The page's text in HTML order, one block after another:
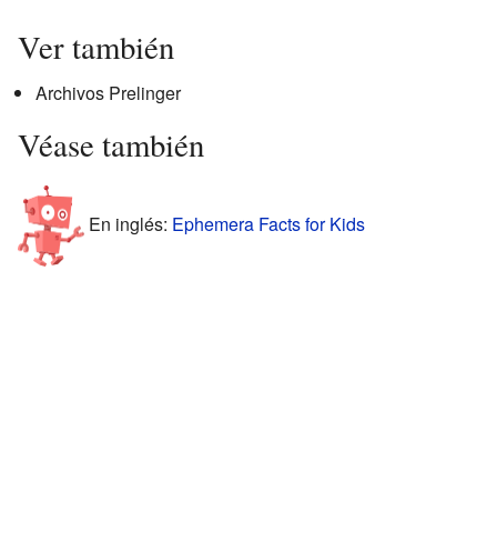
Ver también
Archivos Prelinger
Véase también
En inglés: Ephemera Facts for Kids